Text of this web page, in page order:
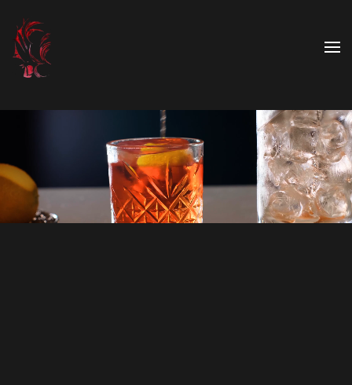
Skip to main content